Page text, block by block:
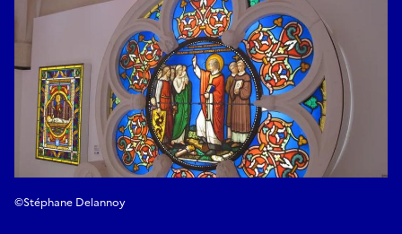
©Stéphane Delannoy